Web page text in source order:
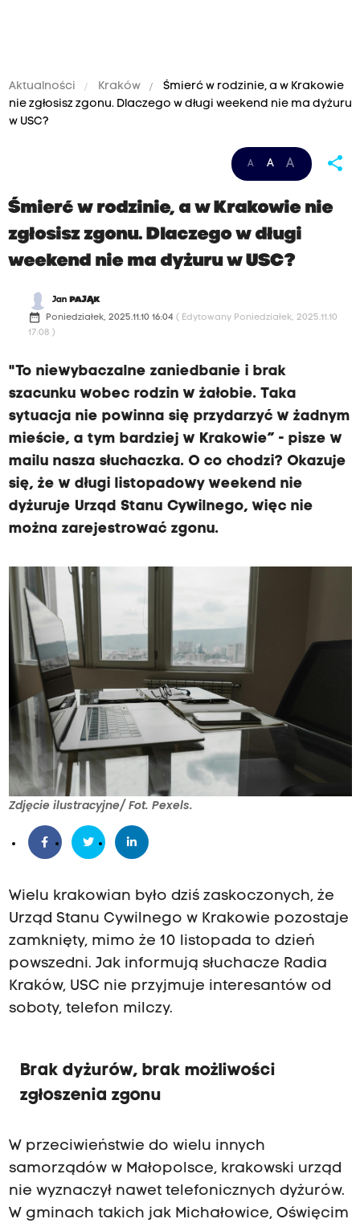
Aktualności Kraków
Śmierć w rodzinie, a w Krakowie
nie zgłosisz zgonu. Dlaczego w długi weekend nie ma dyżuru
w USC?
A A A share
Śmierć w rodzinie, a w Krakowie nie
zgłosisz zgonu. Dlaczego w długi
weekend nie ma dyżuru w USC?
Jan PAJĄK
date_range Poniedziałek, 2025.11.10 16:04 ( Edytowany Poniedziałek, 2025.11.10
17:08 )
"To niewybaczalne zaniedbanie i brak
szacunku wobec rodzin w żałobie. Taka
sytuacja nie powinna się przydarzyć w żadnym
mieście, a tym bardziej w Krakowie” - pisze w
mailu nasza słuchaczka. O co chodzi? Okazuje
się, że w długi listopadowy weekend nie
dyżuruje Urząd Stanu Cywilnego, więc nie
można zarejestrować zgonu.
Zdjęcie ilustracyjne/ Fot. Pexels.
Wielu krakowian było dziś zaskoczonych, że
Urząd Stanu Cywilnego w Krakowie pozostaje
zamknięty, mimo że 10 listopada to dzień
powszedni. Jak informują słuchacze Radia
Kraków, USC nie przyjmuje interesantów od
soboty, telefon milczy.
Brak dyżurów, brak możliwości
zgłoszenia zgonu
W przeciwieństwie do wielu innych
samorządów w Małopolsce, krakowski urząd
nie wyznaczył nawet telefonicznych dyżurów.
W gminach takich jak Michałowice, Oświęcim